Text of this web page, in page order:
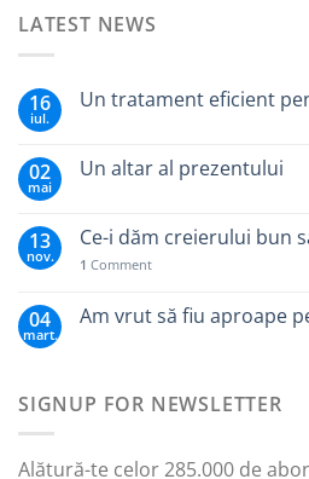
LATEST NEWS
16
iul.
Un tratament eficient
02
mai
Un altar al prezentului
13
nov.
Ce-i dăm creierului bun
1 Comment
04
mart.
Am vrut să fiu aproape
SIGNUP FOR NEWSLETTER
Alătură-te celor 285.000 de